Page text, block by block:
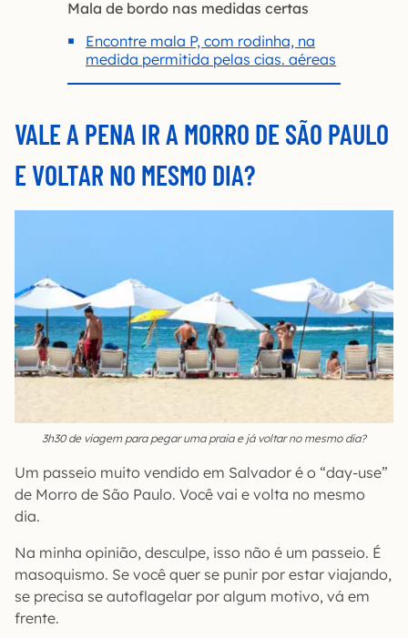
Mala de bordo nas medidas certas
Encontre mala P, com rodinha, na
medida permitida pelas cias. aéreas
VALE A PENA IR A MORRO DE SÃO PAULO
E VOLTAR NO MESMO DIA?
3h30 de viagem para pegar uma praia e já voltar no mesmo dia?
Um passeio muito vendido em Salvador é o “day-use”
de Morro de São Paulo. Você vai e volta no mesmo
dia.
Na minha opinião, desculpe, isso não é um passeio. É
masoquismo. Se você quer se punir por estar viajando,
se precisa se autoflagelar por algum motivo, vá em
frente.